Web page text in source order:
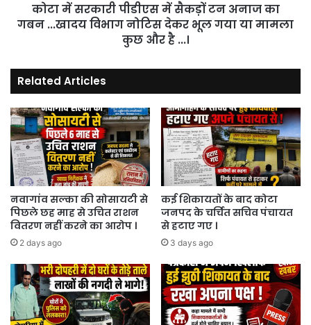
...खादय
भूल
गया
या
मामला
कुछ
और
है
...।
कोटा में सरकारी पीडीएस में सैकड़ों टन अनाज का
गबन ...खादय विभाग नोटिस देकर भूल गया या मामला
कुछ और है ...।
Related Articles
नवागांव सल्का की सोसायटी से
पिछले छह माह से उचित राशन
वितरण नहीं करने का आरोप ।
2 days ago
कई शिकायतों के बाद कोटा
जनपद के चर्चित सचिव पंचायत
से हटाए गए ।
3 days ago